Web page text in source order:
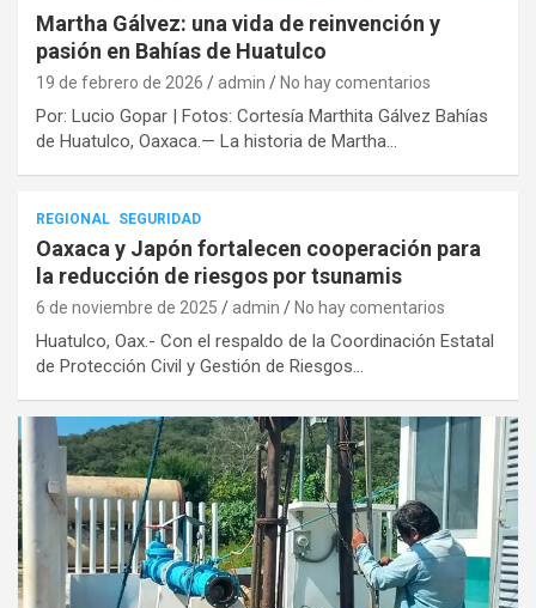
Martha Gálvez: una vida de reinvención y
pasión en Bahías de Huatulco
19 de febrero de 2026 admin No hay comentarios
Por: Lucio Gopar | Fotos: Cortesía Marthita Gálvez Bahías
de Huatulco, Oaxaca.— La historia de Martha…
REGIONAL SEGURIDAD
Oaxaca y Japón fortalecen cooperación para
la reducción de riesgos por tsunamis
6 de noviembre de 2025 admin No hay comentarios
Huatulco, Oax.- Con el respaldo de la Coordinación Estatal
de Protección Civil y Gestión de Riesgos…